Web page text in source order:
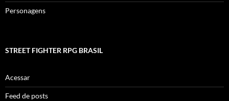
Personagens
STREET FIGHTER RPG BRASIL
Acessar
Feed de posts